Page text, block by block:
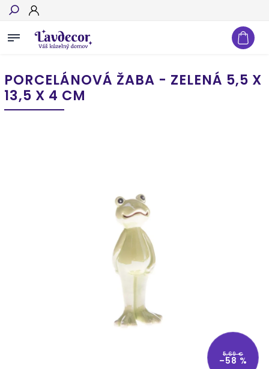
Hľadať
PORCELÁNOVÁ ŽABA - ZELENÁ 5,5 X
13,5 X 4 CM
5,69 €
–58 %